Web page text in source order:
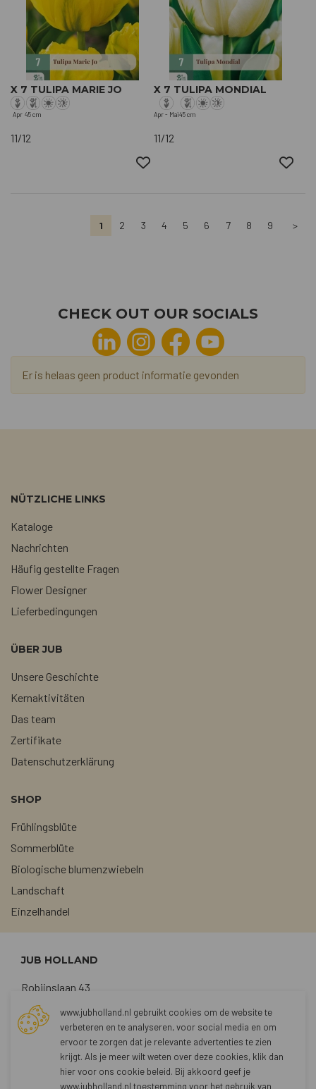
X 7 TULIPA MARIE JO
Apr 45 cm
11/12
X 7 TULIPA MONDIAL
Apr - Mai45 cm
11/12
1 2 3 4 5 6 7 8 9 >
CHECK OUT OUR SOCIALS
Er is helaas geen product informatie gevonden
NÜTZLICHE LINKS
Kataloge
Nachrichten
Häufig gestellte Fragen
Flower Designer
Lieferbedingungen
ÜBER JUB
Unsere Geschichte
Kernaktivitäten
Das team
Zertifikate
Datenschutzerklärung
SHOP
Frühlingsblüte
Sommerblüte
Biologische blumenzwiebeln
Landschaft
Einzelhandel
JUB HOLLAND
Robijnslaan 43
2211 TG Noordwijkerhout
+31 (0)252 373762
sales@jubholland.nl
www.jubholland.nl gebruikt cookies om de website te
verbeteren en te analyseren, voor social media en om
ervoor te zorgen dat je relevante advertenties te zien
krijgt. Als je meer wilt weten over deze cookies, klik dan
hier voor ons cookie beleid. Bij akkoord geef je
www.jubholland.nl toestemming voor het gebruik van